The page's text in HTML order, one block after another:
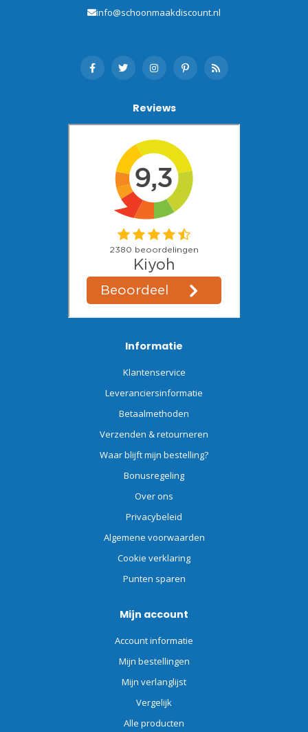
info@schoonmaakdiscount.nl
Reviews
Informatie
Klantenservice
Leveranciersinformatie
Betaalmethoden
Verzenden & retourneren
Waar blijft mijn bestelling?
Bonusregeling
Over ons
Privacybeleid
Algemene voorwaarden
Cookie verklaring
Punten sparen
Mijn account
Account informatie
Mijn bestellingen
Mijn verlanglijst
Vergelijk
Alle producten